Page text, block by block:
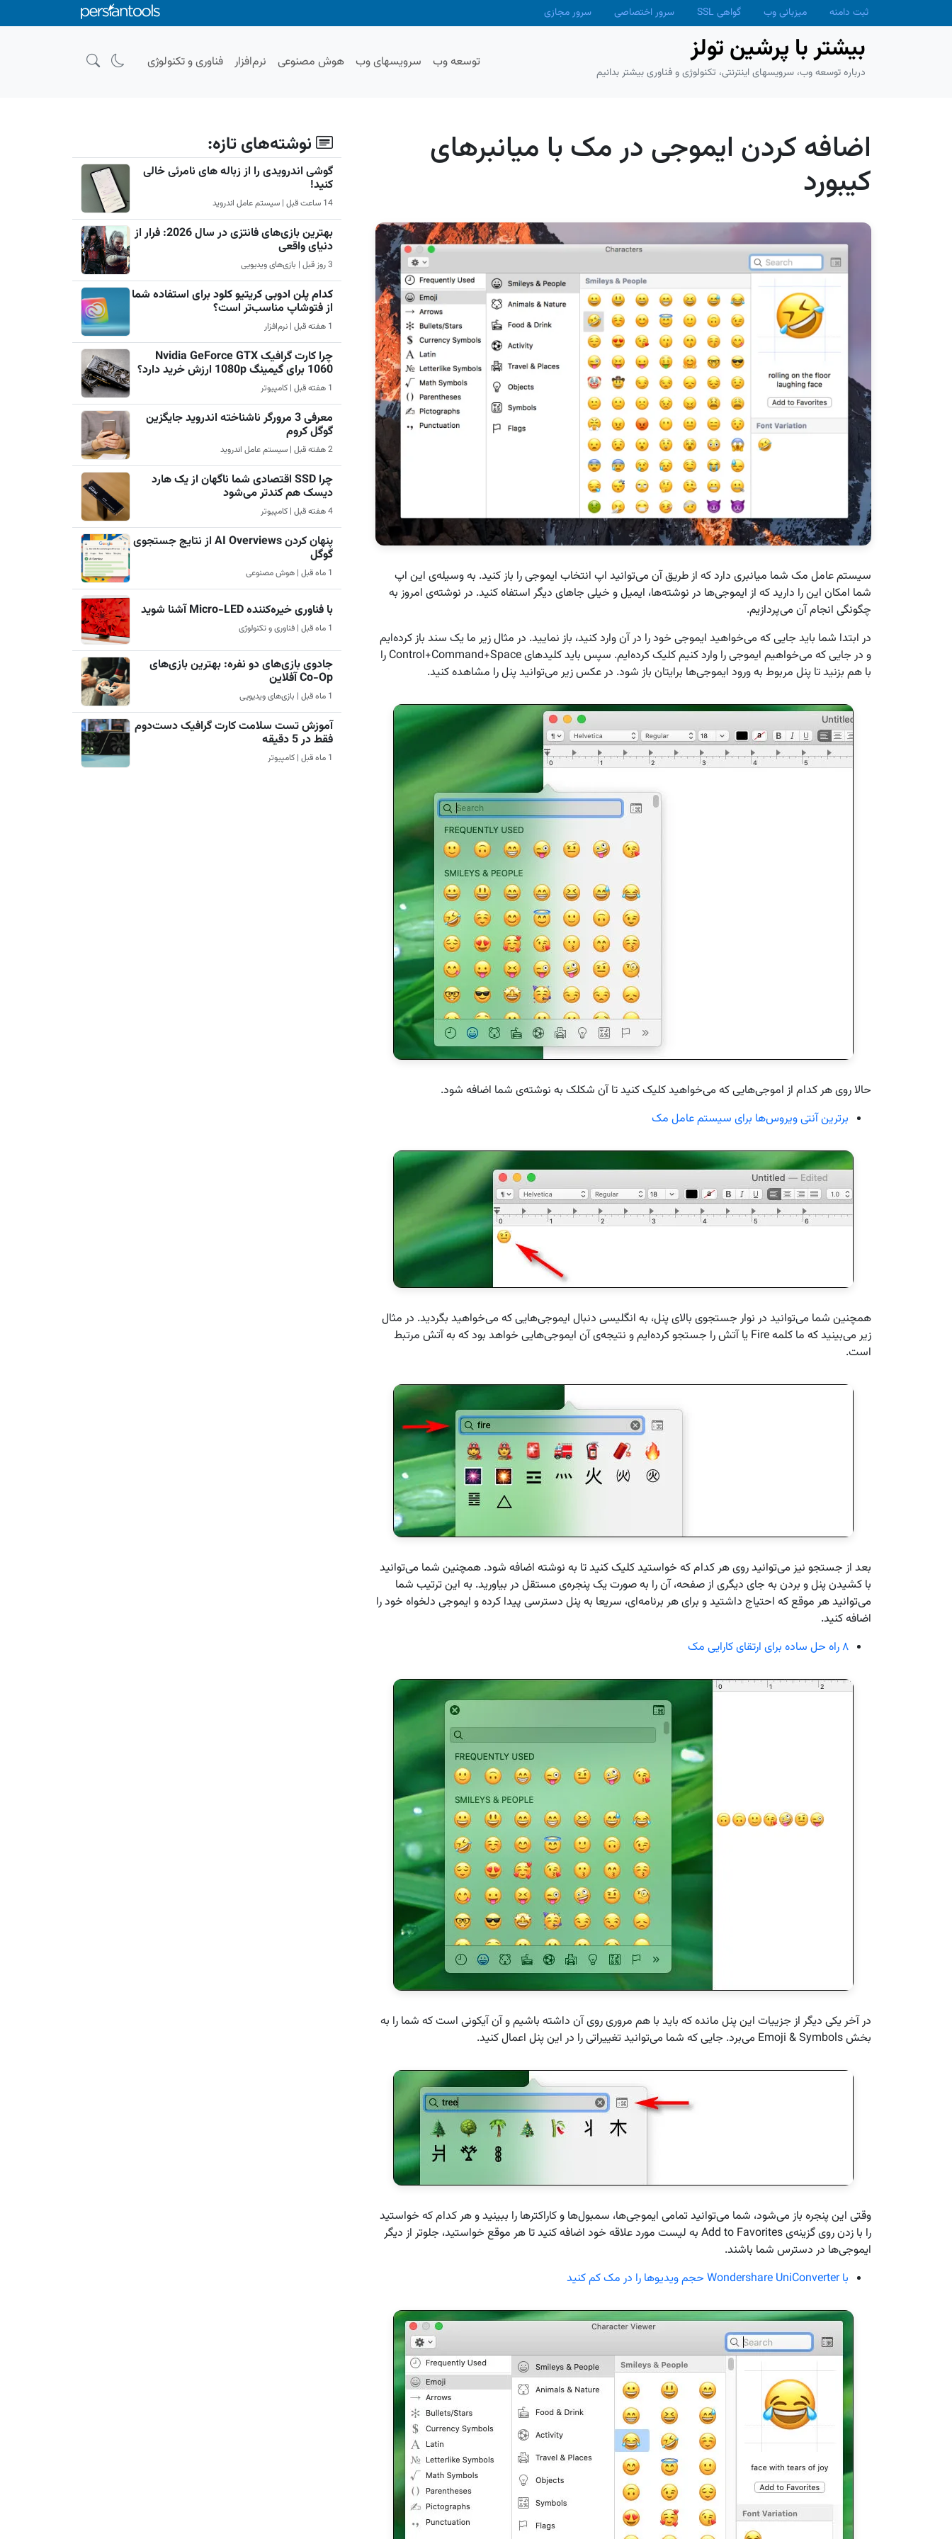
Skip to main contentثبت دامنه میزبانی وب گواهی SSL سرور اختصاصی سرور مجازی
بیشتر با پرشین تولز
درباره توسعه وب، سرویسهای اینترنتی، تکنولوژی و فناوری بیشتر بدانیم
توسعه وب سرویسهای وب هوش مصنوعی نرم‌افزار فناوری و تکنولوژی
اضافه کردن ایموجی در مک با میانبرهای
کیبورد
سیستم عامل مک شما میانبری دارد که از طریق آن می‌توانید اپ انتخاب ایموجی را باز کنید. به وسیله‌ی این اپ
شما امکان این را دارید که از ایموجی‌ها در نوشته‌ها، ایمیل و خیلی‌ جاهای دیگر استفاه کنید. در نوشته‌ی امروز به
چگونگی انجام آن می‌پردازیم.
در ابتدا شما باید جایی که می‌خواهید ایموجی خود را در آن وارد کنید، باز نمایید. در مثال زیر ما یک سند باز کرده‌ایم
و در جایی که می‌‌خواهیم ایموجی را وارد کنیم کلیک کرده‌ایم. سپس باید کلیدهای Control+Command+Space را
با هم بزنید تا پنل مربوط به ورود ایموجی‌ها برایتان باز شود. در عکس زیر می‌توانید پنل را مشاهده کنید.
حالا روی هر کدام از اموجی‌هایی که می‌خواهید کلیک کنید تا آن شکلک به نوشته‌ی شما اضافه شود.
برترین آنتی‌ ویروس‌ها برای سیستم عامل مک
همچنین شما می‌توانید در نوار جستجوی بالای پنل، به انگلیسی دنبال ایموجی‌هایی که می‌خواهید بگردید. در مثال
زیر می‌بینید که ما کلمه Fire یا آتش را جستجو کرده‌ایم و نتیجه‌ی آن ایموجی‌هایی خواهد بود که به آتش مرتبط
است.
بعد از جستجو نیز می‌توانید روی هر کدام که خواستید کلیک کنید تا به نوشته اضافه شود. همچنین شما می‌توانید
با کشیدن پنل و بردن به جای دیگری از صفحه، آن را به صورت یک پنجره‌ی مستقل در بیاورید. به این ترتیب شما
می‌توانید هر موقع که احتیاج داشتید و برای هر برنامه‌ای، سریعا به پنل دسترسی پیدا کرده و ایموجی دلخواه خود را
اضافه کنید.
۸ راه حل ساده برای ارتقای کارایی مک
در آخر یکی دیگر از جزییات این پنل مانده که باید با هم مروری روی آن داشته باشیم و آن آیکونی است که شما را به
بخش Emoji & Symbols می‌برد. جایی که شما می‌توانید تغییراتی را در این پنل اعمال کنید.
وقتی این پنجره باز می‌شود، شما می‌توانید تمامی ایموجی‌ها، سمبول‌ها و کاراکترها را ببینید و هر کدام که خواستید
را با زدن روی گزینه‌ی Add to Favorites به لیست مورد علاقه خود اضافه کنید تا هر موقع خواستید، جلوتر از دیگر
ایموجی‌ها در دسترس شما باشند.
با Wondershare UniConverter حجم ویدیوها را در مک کم کنید
نوشته‌های تازه:
گوشی اندرویدی را از زباله های نامرئی خالی
کنید!
14 ساعت قبل | سیستم عامل اندروید
بهترین بازی‌های فانتزی در سال 2026: فرار از
دنیای واقعی
3 روز قبل | بازی‌های ویدیویی
کدام پلن ادوبی کریتیو کلود برای استفاده شما
از فتوشاپ مناسب‌تر است؟
1 هفته قبل | نرم‌افزار
چرا کارت گرافیک Nvidia GeForce GTX
1060 برای گیمینگ 1080p ارزش خرید دارد؟
1 هفته قبل | کامپیوتر
معرفی 3 مرورگر ناشناخته اندروید جایگزین
گوگل کروم
2 هفته قبل | سیستم عامل اندروید
چرا SSD اقتصادی شما ناگهان از یک هارد
دیسک هم کندتر می‌شود
4 هفته قبل | کامپیوتر
پنهان کردن AI Overviews از نتایج جستجوی
گوگل
1 ماه قبل | هوش مصنوعی
با فناوری خیره‌کننده Micro-LED آشنا شوید
1 ماه قبل | فناوری و تکنولوژی
جادوی بازی‌های دو نفره: بهترین بازی‌های
Co-Op آفلاین
1 ماه قبل | بازی‌های ویدیویی
آموزش تست سلامت کارت گرافیک دست‌دوم
فقط در 5 دقیقه
1 ماه قبل | کامپیوتر